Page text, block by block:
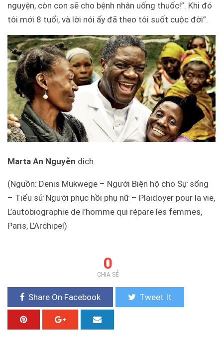
nguyện, còn con sẽ cho bệnh nhân uống thuốc!”. Khi đó
tôi mới 8 tuổi, và lời nói ấy đã theo tôi suốt cuộc đời”.
Marta An Nguyễn dịch
(Nguồn: Denis Mukwege – Người Biện hộ cho Sự sống
– Tiểu sử Người phục hồi phụ nữ – Plaidoyer pour la vie,
L’autobiographie de l’homme qui répare les femmes,
Paris, L’Archipel)
0
CHIA SẺ
Share On Facebook Tweet It